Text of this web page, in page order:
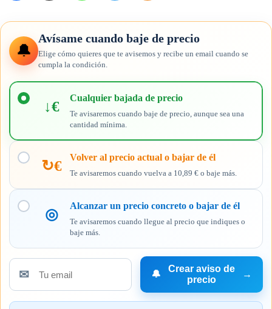
🔔
Avísame cuando baje de precio
Elige cómo quieres que te avisemos y recibe un email cuando se
cumpla la condición.
Elige
cuándo
quieres
aviso
↓€
Cualquier bajada de precio
Te avisaremos cuando baje de precio, aunque sea una
cantidad mínima.
↻€
Volver al precio actual o bajar de él
Te avisaremos cuando vuelva a 10,89 € o baje más.
◎
Alcanzar un precio concreto o bajar de él
Te avisaremos cuando llegue al precio que indiques o
baje más.
Tu
email
✉ 🔔
Crear aviso de
precio
→